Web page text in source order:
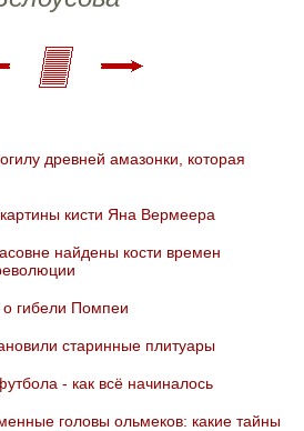
древней амазонки, которая
кисти Яна Вермеера
найдены кости времен
гибели Помпеи
старинные плитуары
- как всё начиналось
головы ольмеков: какие тайны